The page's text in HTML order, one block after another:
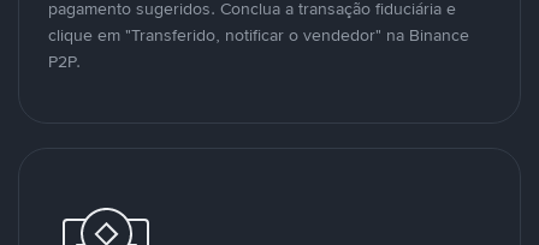
pagamento sugeridos. Conclua a transação fiduciária e
clique em "Transferido, notificar o vendedor" na Binance
P2P.